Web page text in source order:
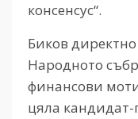
консенсус“.
Биков
Народното
финансови
цяла